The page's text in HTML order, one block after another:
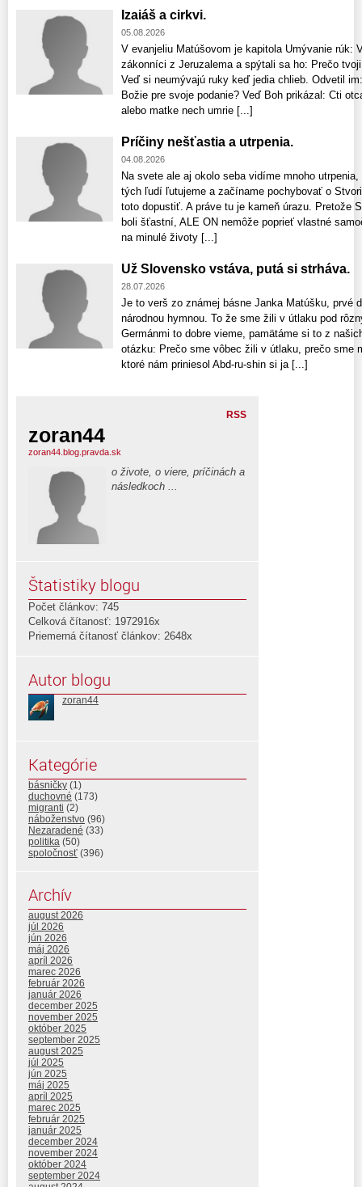
Izaiáš a cirkvi.
05.08.2026
V evanjeliu Matúšovom je kapitola Umývanie rúk:
zákonníci z Jeruzalema a spýtali sa ho: Prečo
Veď si neumývajú ruky keď jedia chlieb. Odvetil
Božie pre svoje podanie? Veď Boh prikázal: Cti
alebo matke nech umrie [...]
Príčiny nešťastia a utrpenia.
04.08.2026
Na svete ale aj okolo seba vidíme mnoho
tých ľudí ľutujeme a začíname pochybovať o
toto dopustiť. A práve tu je kameň úrazu. Pretože
boli šťastní, ALE ON nemôže poprieť vlastné
na minulé životy [...]
Už Slovensko vstáva, putá si strháva.
28.07.2026
Je to verš zo známej básne Janka Matúšku, prvé
národnou hymnou. To že sme žili v útlaku pod
Germánmi to dobre vieme, pamätáme si to z
otázku: Prečo sme vôbec žili v útlaku, prečo sme
ktoré nám priniesol Abd-ru-shin si ja [...]
RSS
zoran44
zoran44.blog.pravda.sk
o živote, o viere, príčinách a
následkoch ...
Štatistiky blogu
Počet článkov: 745
Celková čítanosť: 1972916x
Priemerná čítanosť článkov: 2648x
Autor blogu
zoran44
Kategórie
básničky (1)
duchovné (173)
migranti (2)
náboženstvo (96)
Nezaradené (33)
politika (50)
spoločnosť (396)
Archív
august 2026
júl 2026
jún 2026
máj 2026
apríl 2026
marec 2026
február 2026
január 2026
december 2025
november 2025
október 2025
september 2025
august 2025
júl 2025
jún 2025
máj 2025
apríl 2025
marec 2025
február 2025
január 2025
december 2024
november 2024
október 2024
september 2024